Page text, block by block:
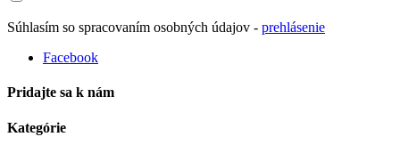
Súhlasím so spracovaním osobných údajov - prehlásenie
Facebook
Pridajte sa k nám
Kategórie